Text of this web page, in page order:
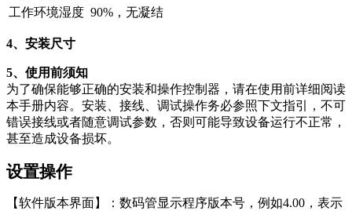
工作环境湿度 90%，无凝结
4、安装尺寸
5、使用前须知
为了确保能够正确的安装和操作控制器，请在使用前详细阅读
本手册内容。安装、接线、调试操作务必参照下文指引，不可
错误接线或者随意调试参数，否则可能导致设备运行不正常，
甚至造成设备损坏。
设置操作
【软件版本界面】：数码管显示程序版本号，例如4.00，表示